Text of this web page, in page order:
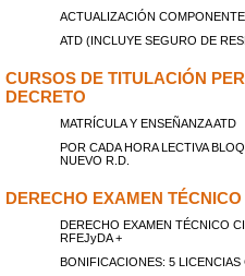
ACTUALIZACIÓN
ATD (INCLUYE SEGURO DE
CURSOS DE TITULACIÓN
DECRETO
MATRÍCULA Y ENSEÑANZA ATD
POR CADA HORA LECTIVA
NUEVO R.D.
DERECHO EXAMEN
DERECHO EXAMEN TÉCNICO
RFEJyDA +
BONIFICACIONES: 5